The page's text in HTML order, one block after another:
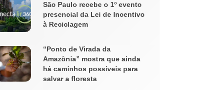
São Paulo recebe o 1º evento
presencial da Lei de Incentivo
à Reciclagem
“Ponto de Virada da
Amazônia” mostra que ainda
há caminhos possíveis para
salvar a floresta